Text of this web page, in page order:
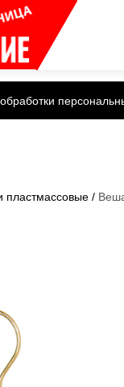
пластмассовые /